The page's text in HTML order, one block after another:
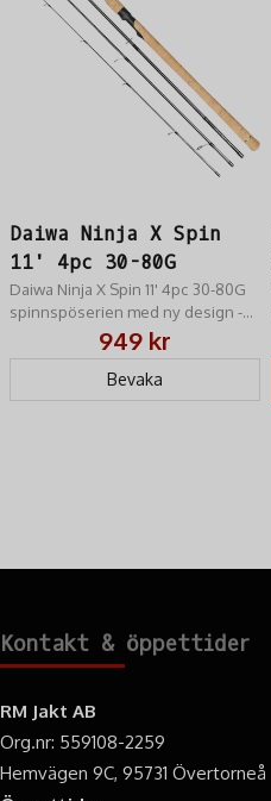
Daiwa Ninja X Spin
11' 4pc 30-80G
Daiwa Ninja X Spin 11' 4pc 30-80G
spinnspöserien med ny design -
Bra pris-prestanda-förhållande!
949 kr
Bevaka
Kontakt & öppettider
RM Jakt AB
Org.nr: 559108-2259
Hemvägen 9C, 95731 Övertorneå